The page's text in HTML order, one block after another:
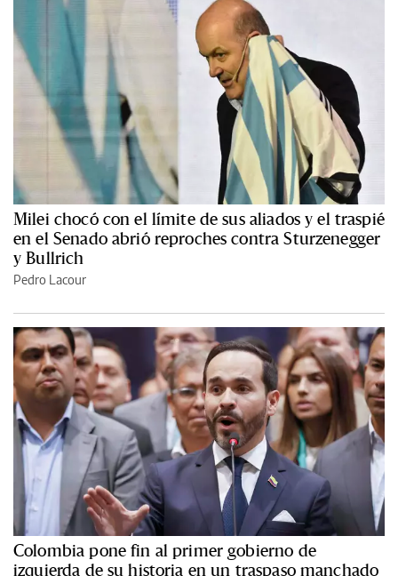
Milei chocó con el límite de sus aliados y el traspié
en el Senado abrió reproches contra Sturzenegger
y Bullrich
Pedro Lacour
Colombia pone fin al primer gobierno de
izquierda de su historia en un traspaso manchado